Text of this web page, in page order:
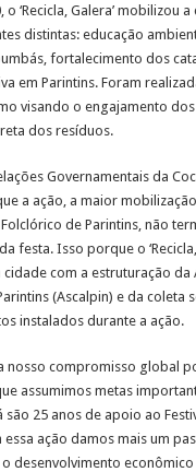
o ‘Recicla, Galera’ mobilizou
distintas: educação
fortalecimento dos
em Parintins. Foram
visando o engajamento dos
dos resíduos.
Governamentais da
a ação, a maior
de Parintins, não
festa. Isso porque o
com a estruturação da
(Ascalpin) e da coleta
instalados durante a ação.
nosso compromisso global
assumimos metas
são 25 anos de apoio ao
essa ação damos mais um
desenvolvimento econômico